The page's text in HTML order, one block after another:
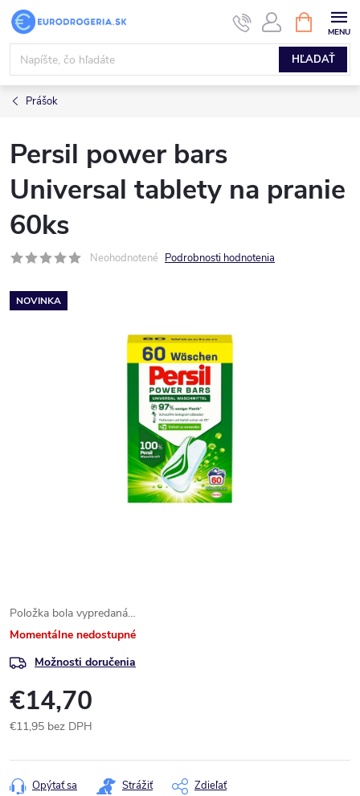
Prejsť
obsah
HĽADAŤ
KOŠÍK
Prášok
Persil power bars
Universal tablety na pranie
60ks
Neohodnotené Podrobnosti hodnotenia
NOVINKA
Položka bola vypredaná…
Momentálne nedostupné
Možnosti doručenia
€14,70
€11,95 bez DPH
cena:
Opýtať sa Strážiť Zdieľať